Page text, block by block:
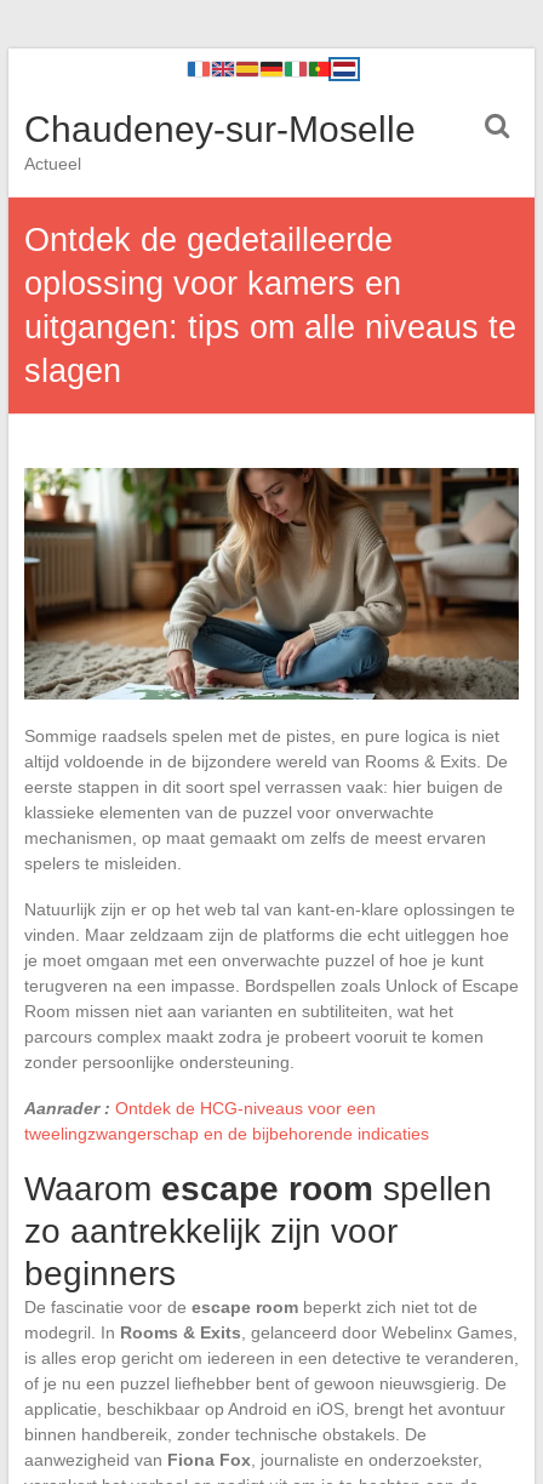
Chaudeney-sur-Moselle
Actueel
Ontdek de gedetailleerde
oplossing voor kamers en
uitgangen: tips om alle niveaus te
slagen
Sommige raadsels spelen met de pistes, en pure logica is niet
altijd voldoende in de bijzondere wereld van Rooms & Exits. De
eerste stappen in dit soort spel verrassen vaak: hier buigen de
klassieke elementen van de puzzel voor onverwachte
mechanismen, op maat gemaakt om zelfs de meest ervaren
spelers te misleiden.
Natuurlijk zijn er op het web tal van kant-en-klare oplossingen te
vinden. Maar zeldzaam zijn de platforms die echt uitleggen hoe
je moet omgaan met een onverwachte puzzel of hoe je kunt
terugveren na een impasse. Bordspellen zoals Unlock of Escape
Room missen niet aan varianten en subtiliteiten, wat het
parcours complex maakt zodra je probeert vooruit te komen
zonder persoonlijke ondersteuning.
Aanrader : Ontdek de HCG-niveaus voor een
tweelingzwangerschap en de bijbehorende indicaties
Waarom escape room spellen
zo aantrekkelijk zijn voor
beginners
De fascinatie voor de escape roombeperkt zich niet tot de
modegril. In Rooms & Exits , gelanceerd door Webelinx Games,
is alles erop gericht om iedereen in een detective te veranderen,
of je nu een puzzel liefhebber bent of gewoon nieuwsgierig. De
applicatie, beschikbaar op Android en iOS, brengt het avontuur
binnen handbereik, zonder technische obstakels. De
aanwezigheid van Fiona Fox, journaliste en onderzoekster,